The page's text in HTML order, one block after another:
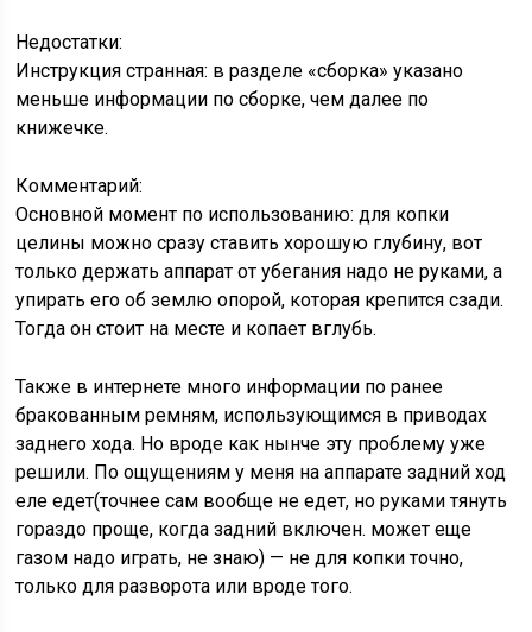
Недостатки:
Инструкция странная: в разделе «сборка» указано
меньше информации по сборке, чем далее по
книжечке.
Комментарий:
Основной момент по использованию: для копки
целины можно сразу ставить хорошую глубину, вот
только держать аппарат от убегания надо не руками, а
упирать его об землю опорой, которая крепится сзади.
Тогда он стоит на месте и копает вглубь.
Также в интернете много информации по ранее
бракованным ремням, использующимся в приводах
заднего хода. Но вроде как нынче эту проблему уже
решили. По ощущениям у меня на аппарате задний ход
еле едет(точнее сам вообще не едет, но руками тянуть
гораздо проще, когда задний включен. может еще
газом надо играть, не знаю) — не для копки точно,
только для разворота или вроде того.